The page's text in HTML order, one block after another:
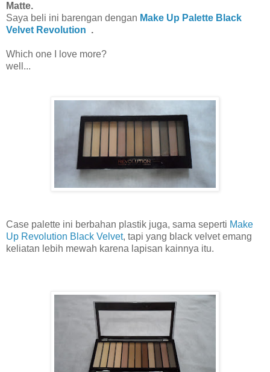
Matte.
Saya beli ini barengan dengan Make Up Palette Black
Velvet Revolution .
Which one I love more?
well...
Case palette ini berbahan plastik juga, sama seperti Make
Up Revolution Black Velvet, tapi yang black velvet emang
keliatan lebih mewah karena lapisan kainnya itu.